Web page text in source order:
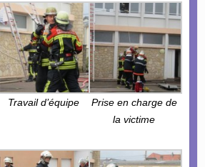
Travail d’équipe
Prise en charge de
la victime